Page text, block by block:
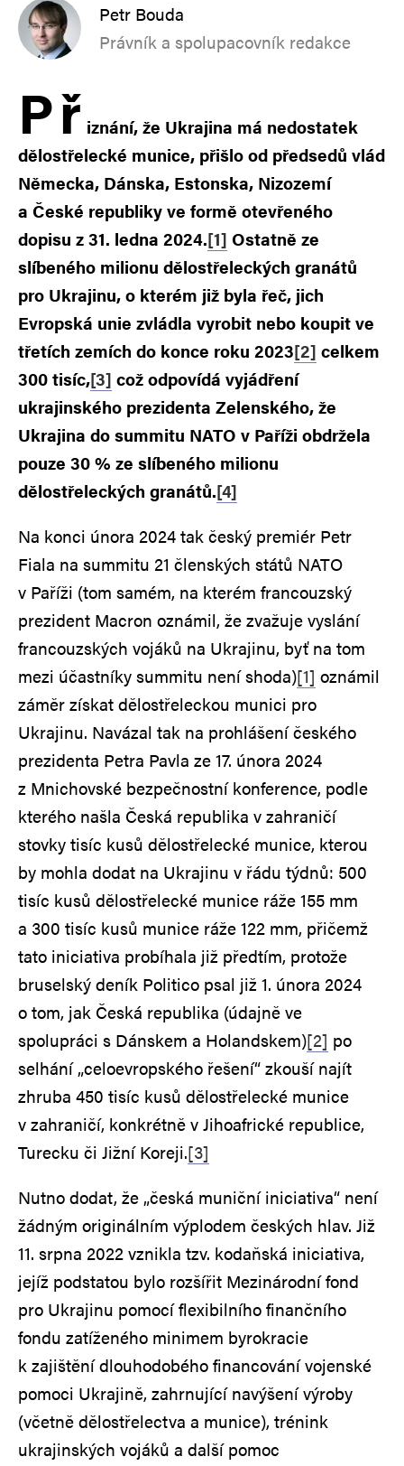
Petr Bouda
Právník a spolupacovník redakce
Př iznání, že Ukrajina má nedostatek
dělostřelecké munice, přišlo od předsedů vlád
Německa, Dánska, Estonska, Nizozemí
a České republiky ve formě otevřeného
dopisu z 31. ledna 2024.[1] Ostatně ze
slíbeného milionu dělostřeleckých granátů
pro Ukrajinu, o kterém již byla řeč, jich
Evropská unie zvládla vyrobit nebo koupit ve
třetích zemích do konce roku 2023[2] celkem
300 tisíc,[3] což odpovídá vyjádření
ukrajinského prezidenta Zelenského, že
Ukrajina do summitu NATO v Paříži obdržela
pouze 30 % ze slíbeného milionu
dělostřeleckých granátů.[4]
Na konci února 2024 tak český premiér Petr
Fiala na summitu 21 členských států NATO
v Paříži (tom samém, na kterém francouzský
prezident Macron oznámil, že zvažuje vyslání
francouzských vojáků na Ukrajinu, byť na tom
mezi účastníky summitu není shoda)[1] oznámil
záměr získat dělostřeleckou munici pro
Ukrajinu. Navázal tak na prohlášení českého
prezidenta Petra Pavla ze 17. února 2024
z Mnichovské bezpečnostní konference, podle
kterého našla Česká republika v zahraničí
stovky tisíc kusů dělostřelecké munice, kterou
by mohla dodat na Ukrajinu v řádu týdnů: 500
tisíc kusů dělostřelecké munice ráže 155 mm
a 300 tisíc kusů munice ráže 122 mm, přičemž
tato iniciativa probíhala již předtím, protože
bruselský deník Politico psal již 1. února 2024
o tom, jak Česká republika (údajně ve
spolupráci s Dánskem a Holandskem)[2] po
selhání „celoevropského řešení“ zkouší najít
zhruba 450 tisíc kusů dělostřelecké munice
v zahraničí, konkrétně v Jihoafrické republice,
Turecku či Jižní Koreji.[3]
Nutno dodat, že „česká muniční iniciativa“ není
žádným originálním výplodem českých hlav. Již
11. srpna 2022 vznikla tzv. kodaňská iniciativa,
jejíž podstatou bylo rozšířit Mezinárodní fond
pro Ukrajinu pomocí flexibilního finančního
fondu zatíženého minimem byrokracie
k zajištění dlouhodobého financování vojenské
pomoci Ukrajině, zahrnující navýšení výroby
(včetně dělostřelectva a munice), trénink
ukrajinských vojáků a další pomoc